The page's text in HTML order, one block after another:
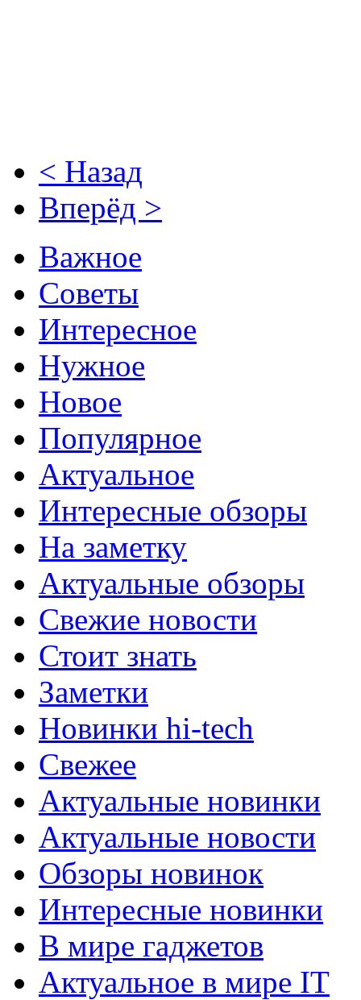
< Назад
Вперёд >
Важное
Советы
Интересное
Нужное
Новое
Популярное
Актуальное
Интересные обзоры
На заметку
Актуальные обзоры
Свежие новости
Стоит знать
Заметки
Новинки hi-tech
Свежее
Актуальные новинки
Актуальные новости
Обзоры новинок
Интересные новинки
В мире гаджетов
Актуальное в мире IT